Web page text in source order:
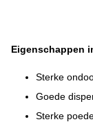
Eigenschappen
Sterke
Goede
Sterke